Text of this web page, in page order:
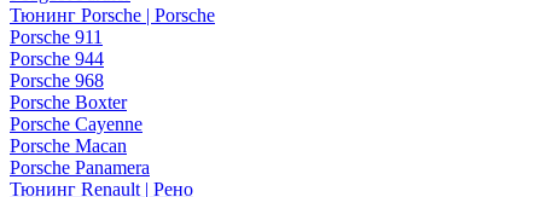
Тюнинг Porsche | Porsche
Porsche 911
Porsche 944
Porsche 968
Porsche Boxter
Porsche Cayenne
Porsche Macan
Porsche Panamera
Тюнинг Renault | Рено